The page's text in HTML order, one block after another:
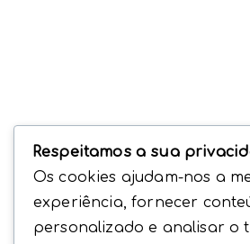
Respeitamos a sua
Os cookies ajudam-nos a
experiência, fornecer
personalizado e analisar o